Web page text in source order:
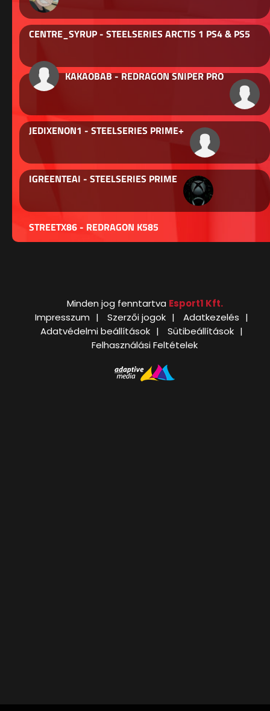
CENTRE_SYRUP - STEELSERIES ARCTIS 1 PS4 & PS5
KAKAOBAB - REDRAGON SNIPER PRO
JEDIXENON1 - STEELSERIES PRIME+
IGREENTEAI - STEELSERIES PRIME
STREETX86 - REDRAGON K585
Minden jog fenntartva Esport1 Kft.
Impresszum
Szerzői jogok
Adatkezelés
Adatvédelmi beállítások
Sütibeállítások
Felhasználási Feltételek